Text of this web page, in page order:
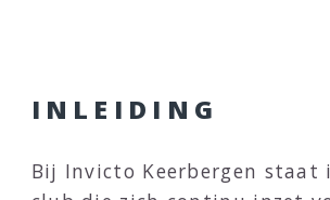
INLEIDING
Bij Invicto Keerbergen